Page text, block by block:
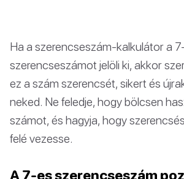
Ha a szerencseszám-kalkulátor a
szerencseszámot jelöli ki, akkor
ez a szám szerencsét, sikert és
neked. Ne feledje, hogy bölcsen
számot, és hagyja, hogy
felé vezesse.
A 7-es szerencseszám